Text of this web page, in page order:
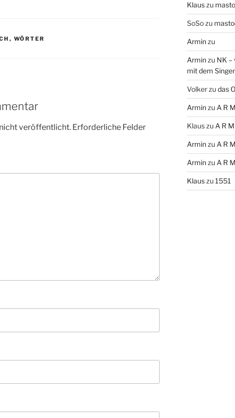
, WÖRTER
veröffentlicht. Erforderliche Felder
Klauszu
SoSozu
Arminzu
Arminzu NK –
mit dem
Volkerzu das
Arminzu A R
Klauszu A R
Arminzu A R
Arminzu A R
Klauszu 1551